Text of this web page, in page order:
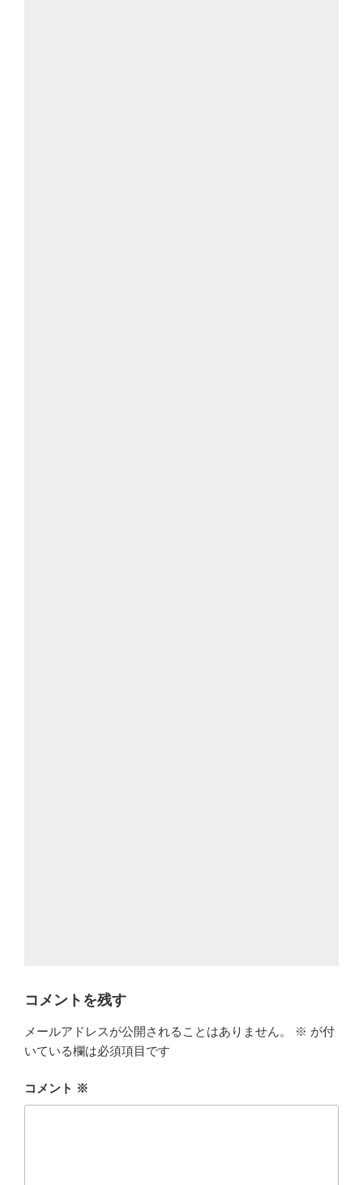
コメントを残す
メールアドレスが公開されることはありません。 ※ が付
いている欄は必須項目です
コメント ※